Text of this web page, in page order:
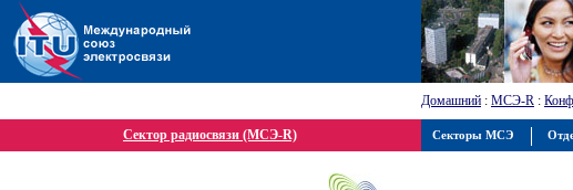
Домашний : МСЭ-R :
Сектор радиосвязи (МСЭ-R) Секторы МСЭ